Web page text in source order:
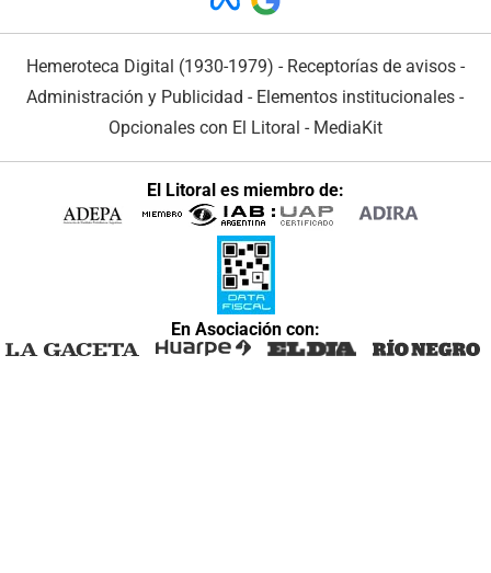
Hemeroteca Digital (1930-1979) - Receptorías de avisos -
Administración y Publicidad - Elementos institucionales -
Opcionales con El Litoral - MediaKit
El Litoral es miembro de:
En Asociación con: